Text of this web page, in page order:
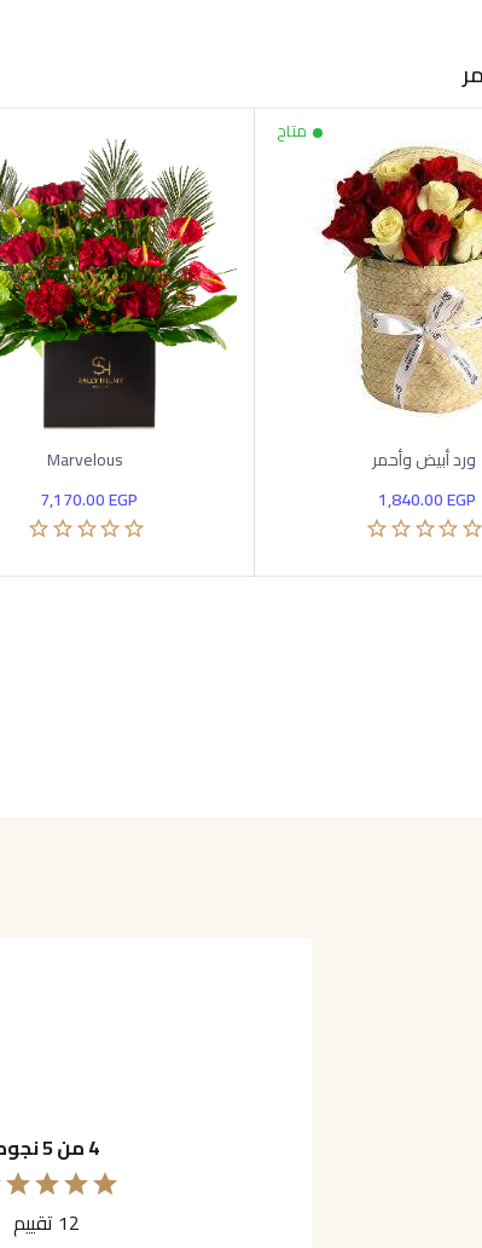
ورد أبيض وأحمر
1,840.00EGP
Marvelous
7,170.00EGP
4 من 5 نجوم
12 تقييم